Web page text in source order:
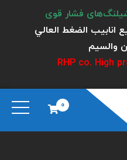
فشار قوی
انابيب الضغط العالي
والسيم
RHP co. High
0